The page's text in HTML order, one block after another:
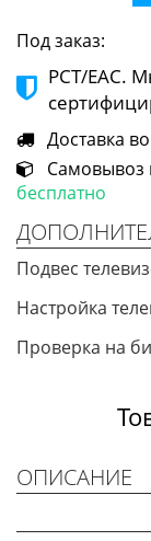
Под заказ:
РСТ/ЕАС.
Доставка во
Самовывоз
бесплатно
Подвес
Настройка
Проверка на
ОПИСАНИЕ